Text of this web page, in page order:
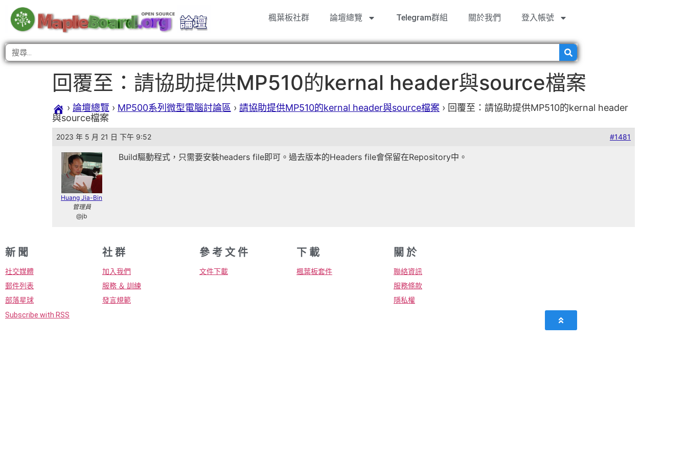
楓葉板社群 論壇總覽 Telegram群組 關於我們 登入帳號
回覆至：請協助提供MP510的kernal header與source檔案
› 論壇總覽 › MP500系列微型電腦討論區 › 請協助提供MP510的kernal header與source檔案 › 回覆至：請協助提供MP510的kernal header
與source檔案
2023 年 5 月 21 日 下午 9:52 #1481
Huang Jia-Bin
管理員
@jb
Build驅動程式，只需要安裝headers file即可。過去版本的Headers file會保留在Repository中。
新 聞
社交媒體
郵件列表
部落星球
Subscribe with RSS
社 群
加入我們
服務 ＆ 訓練
發言規範
參 考 文 件
文件下載
下 載
楓葉板套件
關 於
聯絡資訊
服務條款
隱私權